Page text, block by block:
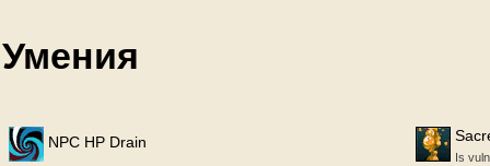
Умения
NPC HP Drain
Is